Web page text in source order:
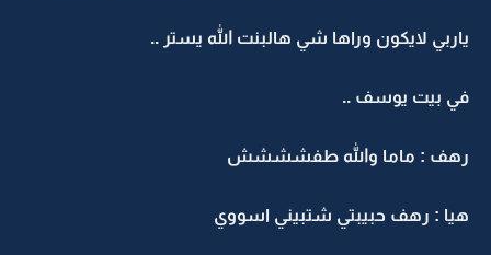
ياربي لايكون وراها شي هالبنت الله يستر ..
في بيت يوسف ..
رهف : ماما والله طفشششش
هيا : رهف حبيبتي شتبيني اسووي